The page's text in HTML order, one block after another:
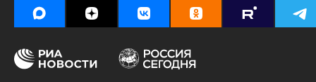
Юнкоры России сегодня
Орленок (детский центр)
Медиалаборатория в "Орленке"